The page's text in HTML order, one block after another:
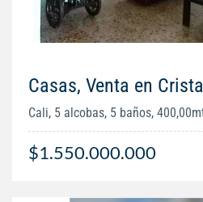
Casas, Venta en
Cali, 5 alcobas, 5 baños,
$1.550.000.000